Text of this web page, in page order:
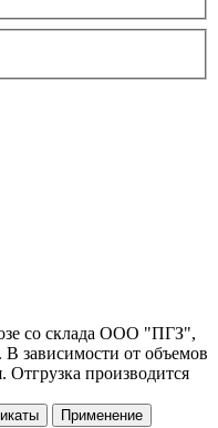
со склада ООО "ПГЗ",
зависимости от объемов
Отгрузка производится
Применение